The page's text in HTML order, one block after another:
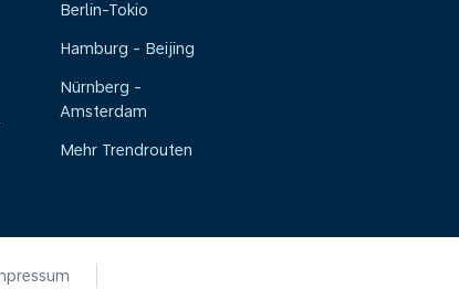
Berlin-Tokio
Hamburg - Beijing
Nürnberg -
Amsterdam
Mehr Trendrouten